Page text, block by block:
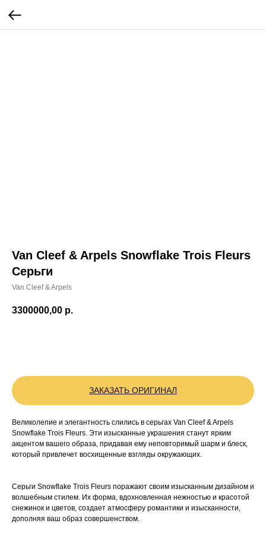
Van Cleef & Arpels Snowflake Trois Fleurs
Серьги
Van Cleef & Arpels
3300000,00 р.
ЗАКАЗАТЬ ОРИГИНАЛ
Великолепие и элегантность слились в серьгах Van Cleef & Arpels
Snowflake Trois Fleurs. Эти изысканные украшения станут ярким
акцентом вашего образа, придавая ему неповторимый шарм и блеск,
который привлечет восхищенные взгляды окружающих.
Серьги Snowflake Trois Fleurs поражают своим изысканным дизайном и
волшебным стилем. Их форма, вдохновленная нежностью и красотой
снежинок и цветов, создает атмосферу романтики и изысканности,
дополняя ваш образ совершенством.